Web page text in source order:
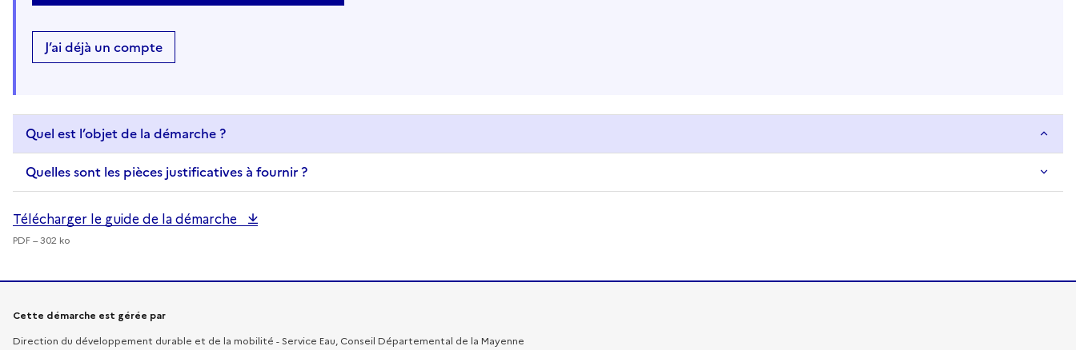
J’ai déjà un compte
Quel est l’objet de la démarche ?
Quelles sont les pièces justificatives à fournir ?
Télécharger le guide de la démarche
PDF – 302 ko
Informations sur la démarche
Cette démarche est gérée par
Direction du développement durable et de la mobilité - Service Eau, Conseil Départemental de la Mayenne